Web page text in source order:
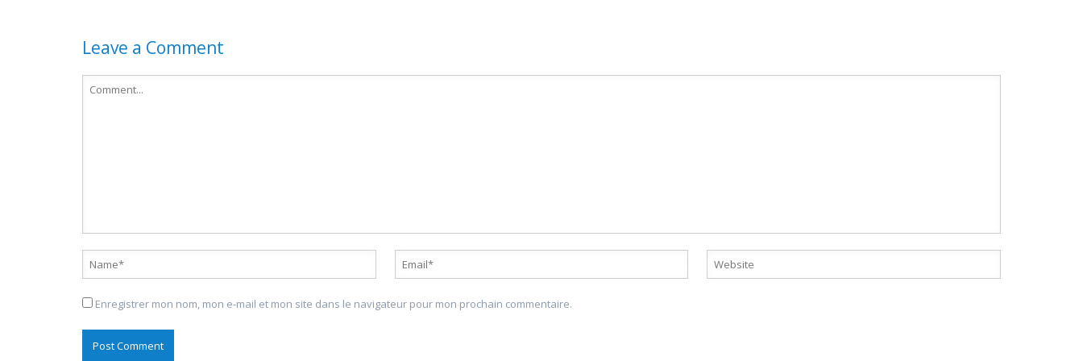
Leave a Comment
Enregistrer mon nom, mon e-mail et mon site dans le navigateur pour mon prochain commentaire.